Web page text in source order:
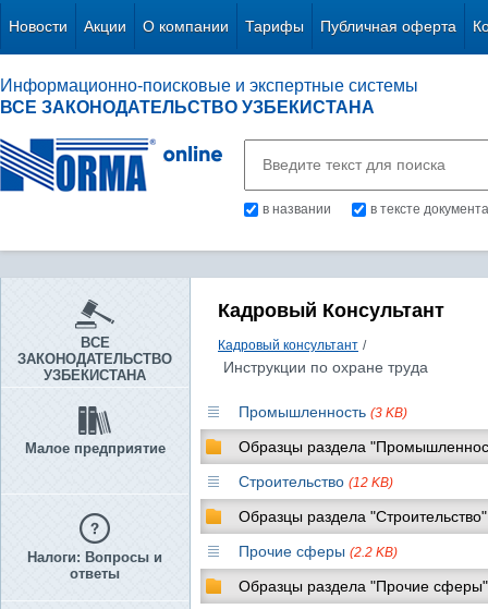
Новости Акции О компании Тарифы Публичная оферта
Информационно-поисковые и экспертные системы
ВСЕ ЗАКОНОДАТЕЛЬСТВО УЗБЕКИСТАНА
в названии в тексте документа
ВСЕ
ЗАКОНОДАТЕЛЬСТВО
УЗБЕКИСТАНА
Малое предприятие
Налоги: Вопросы и
ответы
Кадровый Консультант
Кадровый консультант /
Инструкции по охране труда
Промышленность (3 KB)
Образцы раздела
Строительство (12 KB)
Образцы раздела "Строительство"
Прочие сферы (2.2 KB)
Образцы раздела "Прочие сферы"